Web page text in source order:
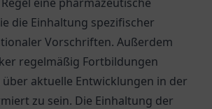
die Einhaltung spezifischer
Vorschriften. Außerdem
regelmäßig Fortbildungen
aktuelle Entwicklungen in der
zu sein. Die Einhaltung der